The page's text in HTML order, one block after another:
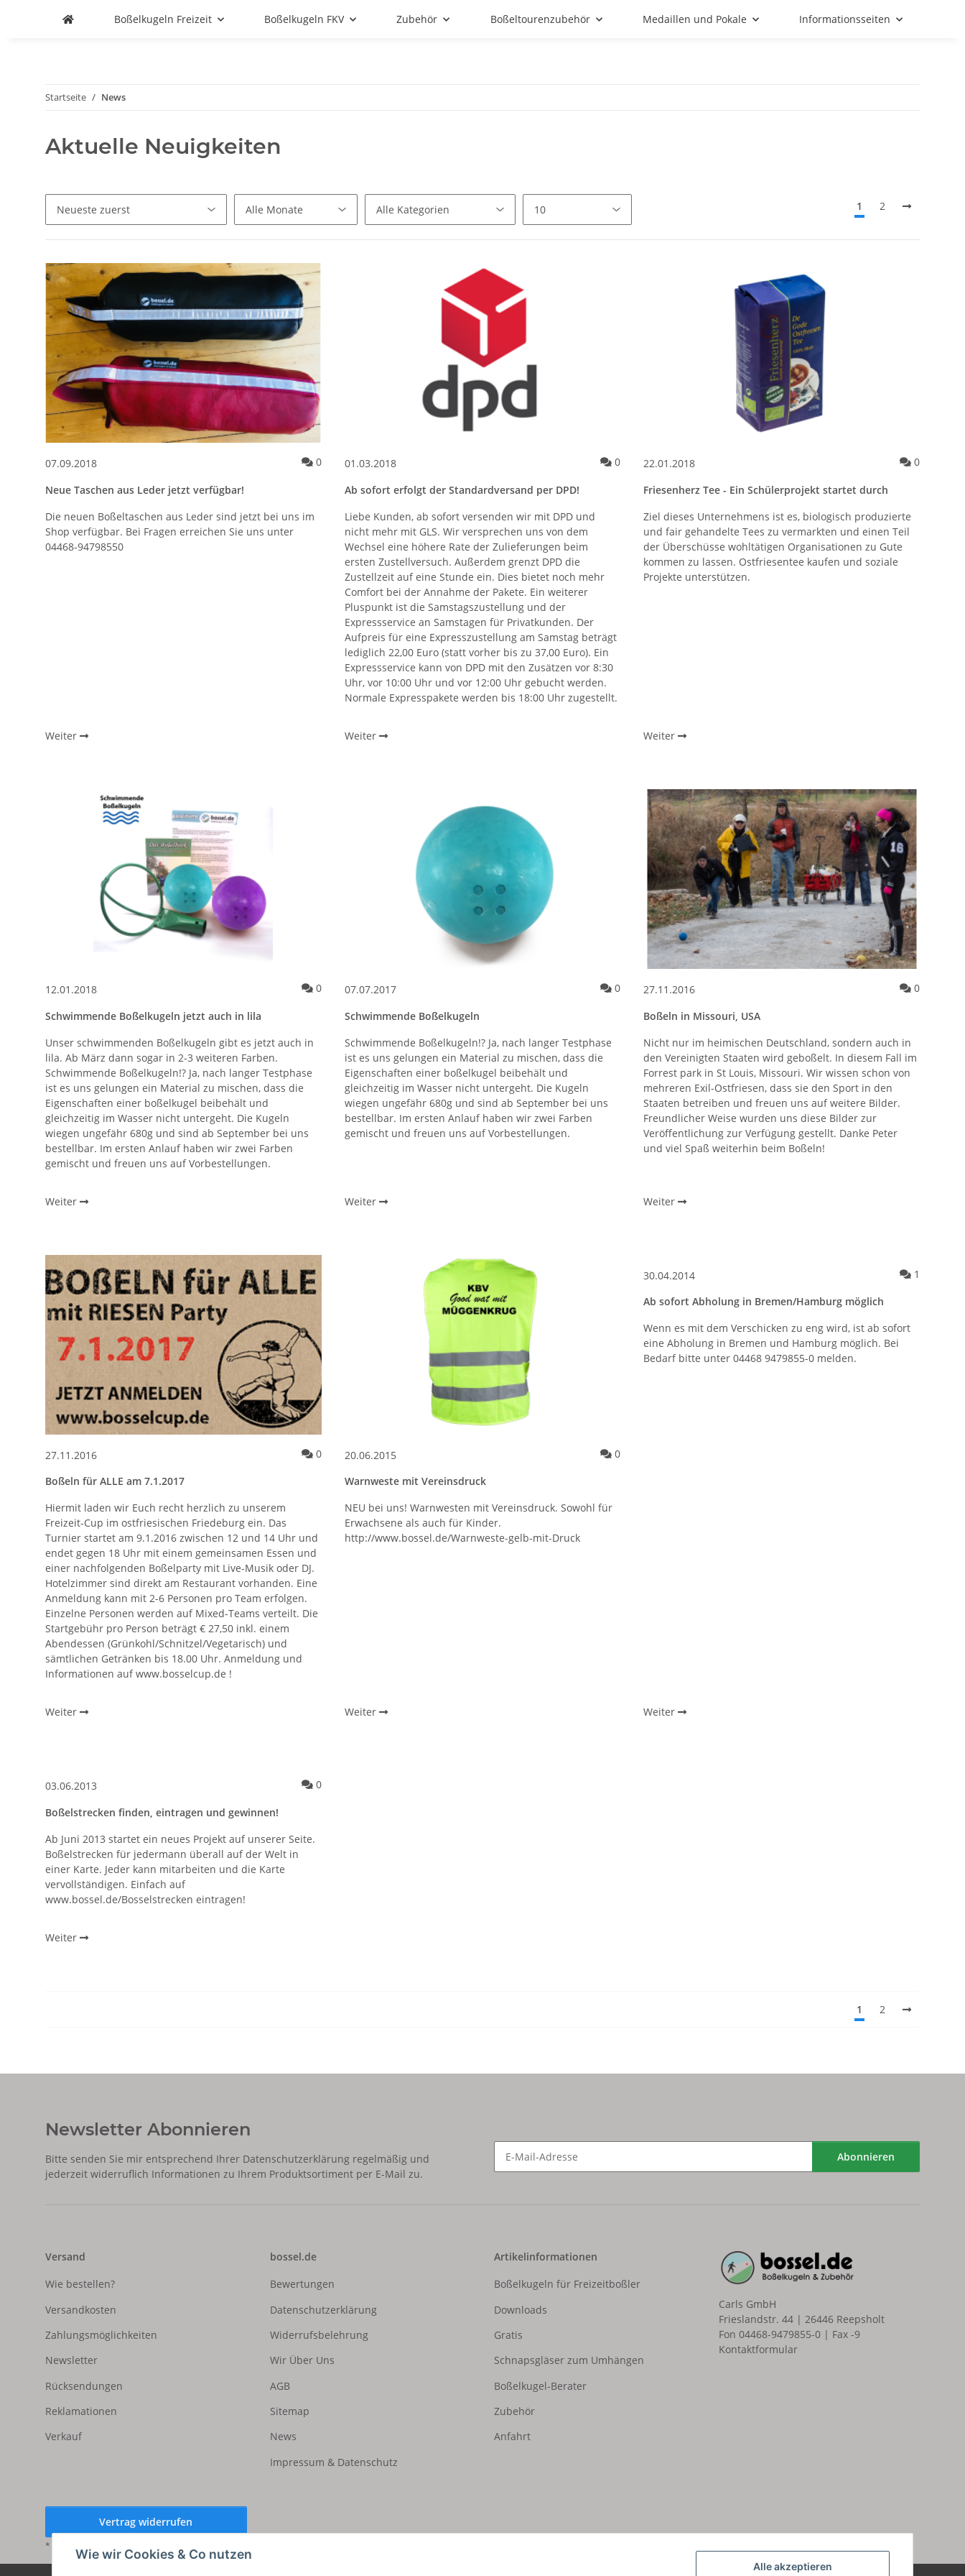
Alle akzeptieren
Wie wir Cookies & Co nutzen
Boßelkugeln Freizeit Boßelkugeln FKV Zubehör Boßeltourenzubehör Medaillen und Pokale Informationsseiten
Startseite News
Aktuelle Neuigkeiten
1 2
07.09.2018 0Kommentare zum Artikel Neue Taschen aus Leder jetzt verfügbar!
Neue Taschen aus Leder jetzt verfügbar!
Die neuen Boßeltaschen aus Leder sind jetzt bei uns im
Shop verfügbar. Bei Fragen erreichen Sie uns unter
04468-94798550
Weiter
01.03.2018 0Kommentare zum Artikel Ab sofort erfolgt der Standardversand per
Ab sofort erfolgt der Standardversand per DPD!
Liebe Kunden, ab sofort versenden wir mit DPD und
nicht mehr mit GLS. Wir versprechen uns von dem
Wechsel eine höhere Rate der Zulieferungen beim
ersten Zustellversuch. Außerdem grenzt DPD die
Zustellzeit auf eine Stunde ein. Dies bietet noch mehr
Comfort bei der Annahme der Pakete. Ein weiterer
Pluspunkt ist die Samstagszustellung und der
Expressservice an Samstagen für Privatkunden. Der
Aufpreis für eine Expresszustellung am Samstag beträgt
lediglich 22,00 Euro (statt vorher bis zu 37,00 Euro). Ein
Expressservice kann von DPD mit den Zusätzen vor 8:30
Uhr, vor 10:00 Uhr und vor 12:00 Uhr gebucht werden.
Normale Expresspakete werden bis 18:00 Uhr zugestellt.
Weiter
22.01.2018 0
Friesenherz Tee - Ein Schülerprojekt startet durch
Ziel dieses Unternehmens ist es, biologisch produzierte
und fair gehandelte Tees zu vermarkten und einen Teil
der Überschüsse wohltätigen Organisationen zu Gute
kommen zu lassen. Ostfriesentee kaufen und soziale
Projekte unterstützen.
Weiter
12.01.2018 0Kommentare zum Artikel Schwimmende Boßelkugeln jetzt auch in lila
Schwimmende Boßelkugeln jetzt auch in lila
Unser schwimmenden Boßelkugeln gibt es jetzt auch in
lila. Ab März dann sogar in 2-3 weiteren Farben.
Schwimmende Boßelkugeln!? Ja, nach langer Testphase
ist es uns gelungen ein Material zu mischen, dass die
Eigenschaften einer boßelkugel beibehält und
gleichzeitig im Wasser nicht untergeht. Die Kugeln
wiegen ungefähr 680g und sind ab September bei uns
bestellbar. Im ersten Anlauf haben wir zwei Farben
gemischt und freuen uns auf Vorbestellungen.
Weiter
07.07.2017 0Kommentare zum Artikel Schwimmende Boßelkugeln
Schwimmende Boßelkugeln
Schwimmende Boßelkugeln!? Ja, nach langer Testphase
ist es uns gelungen ein Material zu mischen, dass die
Eigenschaften einer boßelkugel beibehält und
gleichzeitig im Wasser nicht untergeht. Die Kugeln
wiegen ungefähr 680g und sind ab September bei uns
bestellbar. Im ersten Anlauf haben wir zwei Farben
gemischt und freuen uns auf Vorbestellungen.
Weiter
27.11.2016 0
Boßeln in Missouri, USA
Nicht nur im heimischen Deutschland, sondern auch in
den Vereinigten Staaten wird geboßelt. In diesem Fall im
Forrest park in St Louis, Missouri. Wir wissen schon von
mehreren Exil-Ostfriesen, dass sie den Sport in den
Staaten betreiben und freuen uns auf weitere Bilder.
Freundlicher Weise wurden uns diese Bilder zur
Veröffentlichung zur Verfügung gestellt. Danke Peter
und viel Spaß weiterhin beim Boßeln!
Weiter
27.11.2016 0Kommentare zum Artikel Boßeln für ALLE am 7.1.2017
Boßeln für ALLE am 7.1.2017
Hiermit laden wir Euch recht herzlich zu unserem
Freizeit-Cup im ostfriesischen Friedeburg ein. Das
Turnier startet am 9.1.2016 zwischen 12 und 14 Uhr und
endet gegen 18 Uhr mit einem gemeinsamen Essen und
einer nachfolgenden Boßelparty mit Live-Musik oder DJ.
Hotelzimmer sind direkt am Restaurant vorhanden. Eine
Anmeldung kann mit 2-6 Personen pro Team erfolgen.
Einzelne Personen werden auf Mixed-Teams verteilt. Die
Startgebühr pro Person beträgt € 27,50 inkl. einem
Abendessen (Grünkohl/Schnitzel/Vegetarisch) und
sämtlichen Getränken bis 18.00 Uhr. Anmeldung und
Informationen auf www.bosselcup.de !
Weiter
20.06.2015 0Kommentare zum Artikel Warnweste mit Vereinsdruck
Warnweste mit Vereinsdruck
NEU bei uns! Warnwesten mit Vereinsdruck. Sowohl für
Erwachsene als auch für Kinder.
http://www.bossel.de/Warnweste-gelb-mit-Druck
Weiter
30.04.2014 1
Ab sofort Abholung in Bremen/Hamburg möglich
Wenn es mit dem Verschicken zu eng wird, ist ab sofort
eine Abholung in Bremen und Hamburg möglich. Bei
Bedarf bitte unter 04468 9479855-0 melden.
Weiter
03.06.2013 0Kommentare zum Artikel Boßelstrecken finden, eintragen und gewinnen!
Boßelstrecken finden, eintragen und gewinnen!
Ab Juni 2013 startet ein neues Projekt auf unserer Seite.
Boßelstrecken für jedermann überall auf der Welt in
einer Karte. Jeder kann mitarbeiten und die Karte
vervollständigen. Einfach auf
www.bossel.de/Bosselstrecken eintragen!
Weiter
1 2
Newsletter Abonnieren
Bitte senden Sie mir entsprechend Ihrer Datenschutzerklärung regelmäßig und
jederzeit widerruflich Informationen zu Ihrem Produktsortiment per E-Mail zu.
Abonnieren
Versand
Wie bestellen?
Versandkosten
Zahlungsmöglichkeiten
Newsletter
Rücksendungen
Reklamationen
Verkauf
bossel.de
Bewertungen
Datenschutzerklärung
Widerrufsbelehrung
Wir Über Uns
AGB
Sitemap
News
Impressum & Datenschutz
Artikelinformationen
Boßelkugeln für Freizeitboßler
Downloads
Gratis
Schnapsgläser zum Umhängen
Boßelkugel-Berater
Zubehör
Anfahrt
Carls GmbH
Frieslandstr. 44 | 26446 Reepsholt
Fon 04468-9479855-0 | Fax -9
Kontaktformular
Vertrag widerrufen
* Alle Preise inkl. gesetzlicher USt., zzgl.